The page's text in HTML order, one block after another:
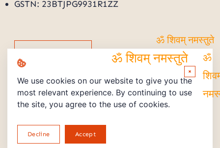
GSTN: 23BTJPG9931R1ZZ
Copyright © 2026 Powered by PMV STORE
Return and Refund Policy
We use cookies on our website to give you the
most relevant experience. By continuing to use
the site, you agree to the use of cookies.
Decline Accept
×
ॐ
ॐ शिवम् नमस्तुते
ॐ शिवम् नमस्तुते